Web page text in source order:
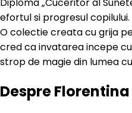
efortul si progresul copilului.
O colectie creata cu grija
cred ca invatarea incepe
strop de magie din lumea
Despre